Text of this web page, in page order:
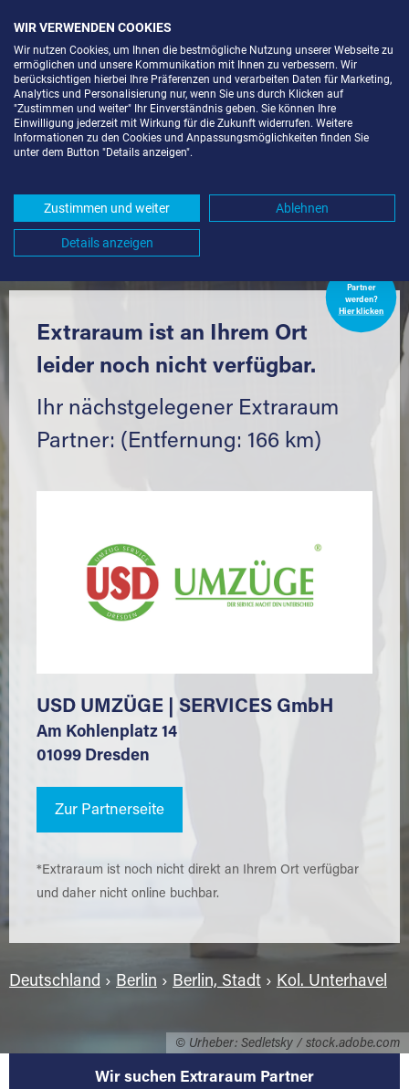
© Urheber: Sedletsky / stock.adobe.com
LAGERBOX IN BERLIN-KOL.
UMGEBUNG *
Komfortabel einlagern mit Extraraum
Partner
werden?
Hier klicken
Extraraum ist an Ihrem Ort
leider noch nicht verfügbar.
Ihr nächstgelegener Extraraum
Partner: (Entfernung: 166 km)
USD UMZÜGE | SERVICES GmbH
Am Kohlenplatz 14
01099 Dresden
Zur Partnerseite
*Extraraum ist noch nicht direkt an Ihrem Ort verfügbar
und daher nicht online buchbar.
Deutschland › Berlin › Berlin, Stadt › Kol. Unterhavel
Wir suchen Extraraum Partner
WIR VERWENDEN COOKIES
Wir nutzen Cookies, um Ihnen die bestmögliche Nutzung unserer Webseite zu
ermöglichen und unsere Kommunikation mit Ihnen zu verbessern. Wir
berücksichtigen hierbei Ihre Präferenzen und verarbeiten Daten für Marketing,
Analytics und Personalisierung nur, wenn Sie uns durch Klicken auf
"Zustimmen und weiter" Ihr Einverständnis geben. Sie können Ihre
Einwilligung jederzeit mit Wirkung für die Zukunft widerrufen. Weitere
Informationen zu den Cookies und Anpassungsmöglichkeiten finden Sie
unter dem Button "Details anzeigen".
Zustimmen und weiter Ablehnen
Details anzeigen